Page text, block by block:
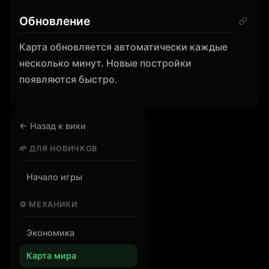
← Назад к вики
🌱 ДЛЯ НОВИЧКОВ
Начало игры
⚙️ МЕХАНИКИ
Экономика
Карта мира
Обновление
Карта обновляется автоматически каждые
несколько минут. Новые постройки
появляются быстро.